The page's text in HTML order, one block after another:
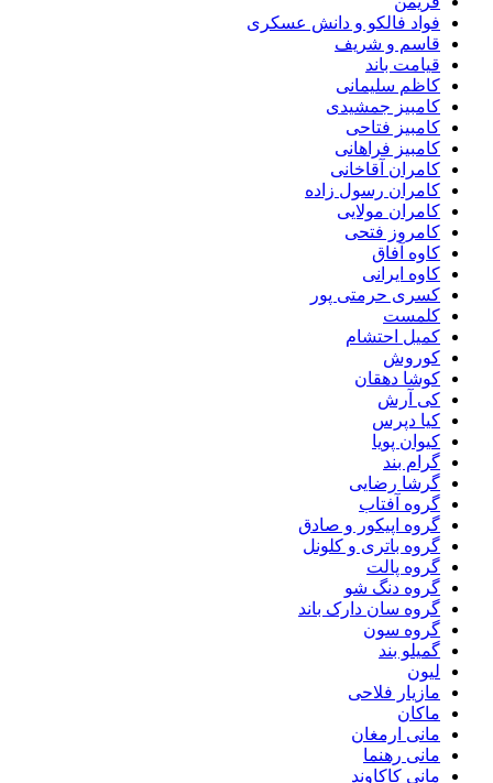
فواد فالکو و دانش عسکری
قاسم و شریف
قیامت باند
کاظم سلیمانی
کامبیز جمشیدی
کامبیز فتاحی
کامبیز فراهانی
کامران آقاخانی
کامران رسول زاده
کامران مولایی
کامروز فتحی
کاوه آفاق
کاوه ایرانی
کسری حرمتی پور
کلمست
کمیل احتشام
کوروش
کوشا دهقان
کی آرش
کیا دپرس
کیوان پویا
گرام بند
گرشا رضایی
گروه آفتاب
گروه اپیکور و صادق
گروه باتری و کلونل
گروه پالت
گروه دنگ شو
گروه سان دارک باند
گروه سون
گمیلو بند
لیون
مازیار فلاحی
ماکان
مانی ارمغان
مانی رهنما
مانی کاکاوند